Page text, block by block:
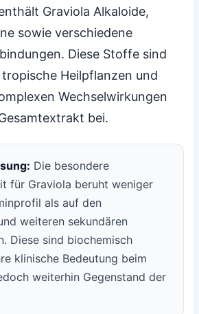
Graviola Alkaloide,
sowie verschiedene
Diese Stoffe sind
Heilpflanzen und
Wechselwirkungen
bei.
Die besondere
für Graviola beruht weniger
als auf den
weiteren sekundären
Diese sind biochemisch
klinische Bedeutung beim
weiterhin Gegenstand der